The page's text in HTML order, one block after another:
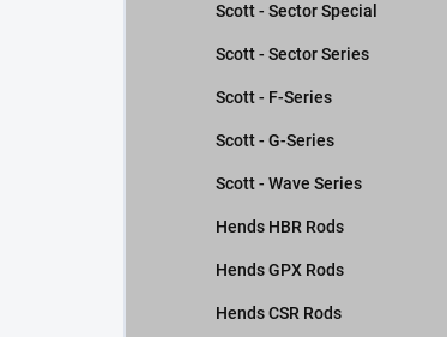
Scott - Sector Special
Scott - Sector Series
Scott - F-Series
Scott - G-Series
Scott - Wave Series
Hends HBR Rods
Hends GPX Rods
Hends CSR Rods